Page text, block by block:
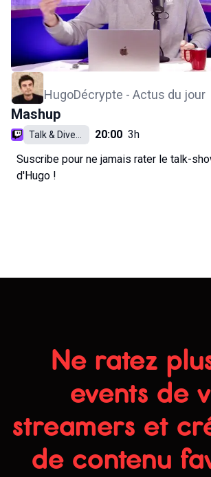
HugoDécrypte - Actus du jour
Mashup
20:00 3h
Suscribe pour ne jamais rater le talk-
d'Hugo !
Ne ratez
events de
streamers et
de contenu